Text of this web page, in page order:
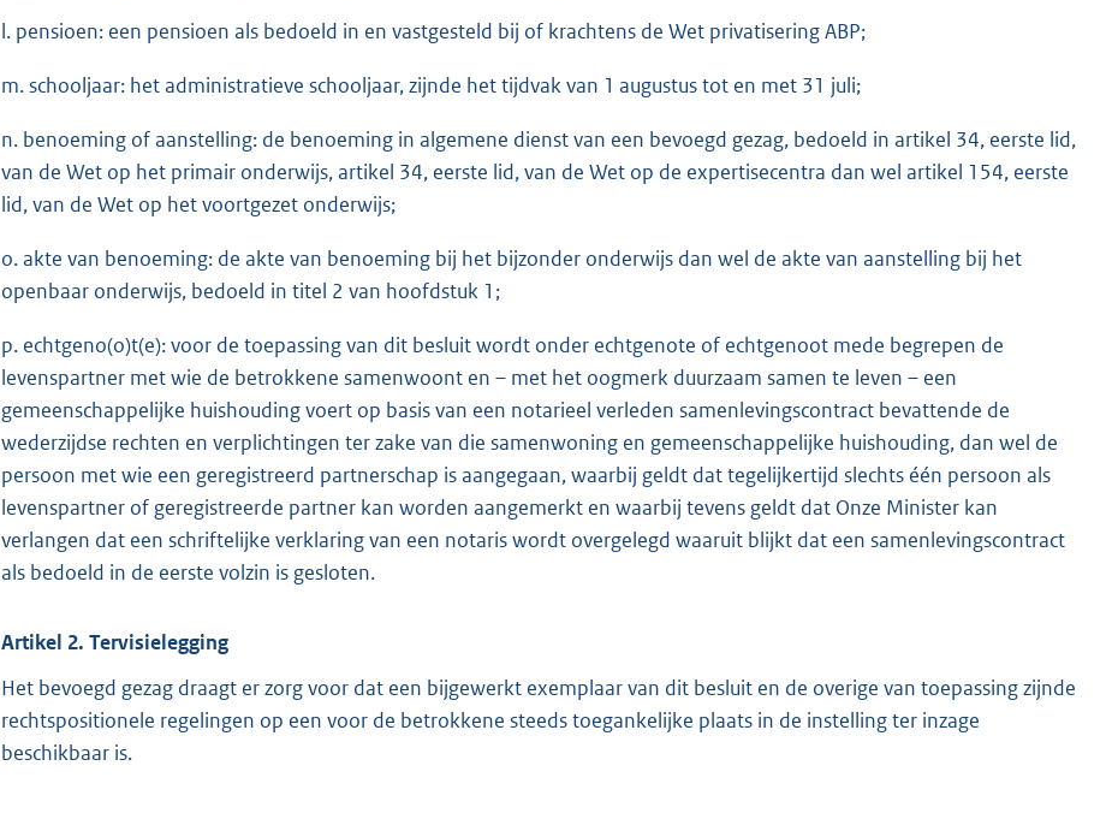
l. pensioen: een pensioen als bedoeld in en vastgesteld bij of krachtens de Wet privatisering ABP;
m. schooljaar: het administratieve schooljaar, zijnde het tijdvak van 1 augustus tot en met 31 juli;
n. benoeming of aanstelling: de benoeming in algemene dienst van een bevoegd gezag, bedoeld in artikel 34, eerste lid,
van de Wet op het primair onderwijs, artikel 34, eerste lid, van de Wet op de expertisecentra dan wel artikel 154, eerste
lid, van de Wet op het voortgezet onderwijs;
o. akte van benoeming: de akte van benoeming bij het bijzonder onderwijs dan wel de akte van aanstelling bij het
openbaar onderwijs, bedoeld in titel 2 van hoofdstuk 1;
p. echtgeno(o)t(e): voor de toepassing van dit besluit wordt onder echtgenote of echtgenoot mede begrepen de
levenspartner met wie de betrokkene samenwoont en – met het oogmerk duurzaam samen te leven – een
gemeenschappelijke huishouding voert op basis van een notarieel verleden samenlevingscontract bevattende de
wederzijdse rechten en verplichtingen ter zake van die samenwoning en gemeenschappelijke huishouding, dan wel de
persoon met wie een geregistreerd partnerschap is aangegaan, waarbij geldt dat tegelijkertijd slechts één persoon als
levenspartner of geregistreerde partner kan worden aangemerkt en waarbij tevens geldt dat Onze Minister kan
verlangen dat een schriftelijke verklaring van een notaris wordt overgelegd waaruit blijkt dat een samenlevingscontract
als bedoeld in de eerste volzin is gesloten.
Artikel 2. Tervisielegging
Het bevoegd gezag draagt er zorg voor dat een bijgewerkt exemplaar van dit besluit en de overige van toepassing zijnde
rechtspositionele regelingen op een voor de betrokkene steeds toegankelijke plaats in de instelling ter inzage
beschikbaar is.